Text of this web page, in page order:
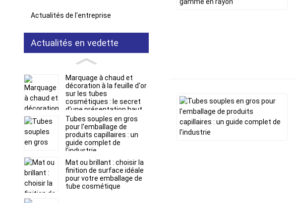
Actualités de l'entreprise
Actualités en vedette
Marquage à chaud et
décoration à la feuille d'or
sur les tubes
cosmétiques : le secret
d'une présentation haut
de gamme en rayon
Tubes souples en gros
pour l'emballage de
produits capillaires : un
guide complet de
l'industrie
Mat ou brillant : choisir la
finition de surface idéale
pour votre emballage de
tube cosmétique